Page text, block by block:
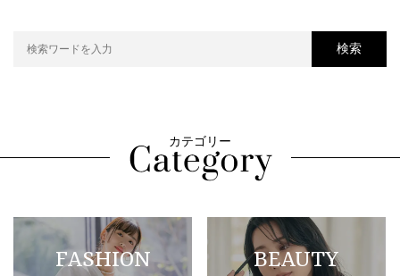
検索
カテゴリー
FASHION BEAUTY